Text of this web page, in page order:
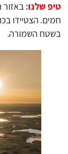
שלנו:באזור
הצטיידו
השמורה.